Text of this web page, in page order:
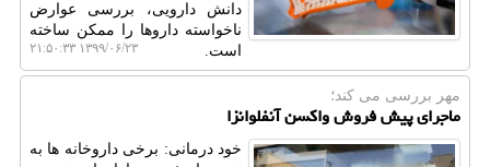
دانش دارویی، بررسی عوارض
ناخواسته داروها را ممكن ساخته
است.
۱۳۹۹/۰۶/۲۳ ۲۱:۵۰:۳۳
مهر بررسی می كند؛
ماجرای پیش فروش واكسن آنفلوانزا
خود درمانی: برخی داروخانه ها به